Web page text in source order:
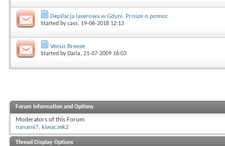
Depilacja laserowa w Gdyni. Prosze o pomoc
Started bycass, 19-06-2018 12:13
Venus Breeze
Started by Daria, 21-07-2009 16:03
Forum Information and Options
Moderators of this Forum
nanami7, kiwaczek2
Thread Display Options